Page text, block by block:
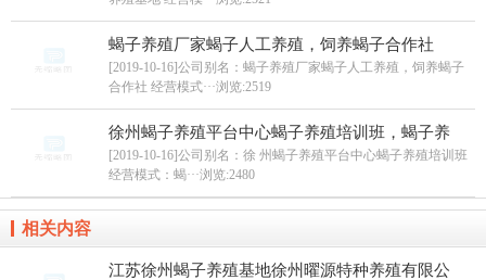
蝎子养殖厂家蝎子人工养殖，饲养蝎子合作社
[2019-10-16]公司别名：蝎子养殖厂家蝎子人工养殖，饲养蝎子
合作社 经营模式···浏览:2519
徐州蝎子养殖平台中心蝎子养殖培训班，蝎子养
[2019-10-16]公司别名：徐 州蝎子养殖平台中心蝎子养殖培训班
经营模式：蝎···浏览:2480
相关内容
江苏徐州蝎子养殖基地徐州曜源特种养殖有限公